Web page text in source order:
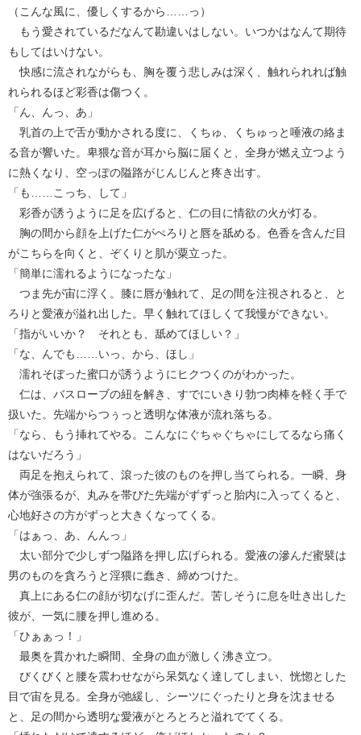
（こんな風に、優しくするから……っ）
もう愛されているだなんて勘違いはしない。いつかはなんて期待
もしてはいけない。
快感に流されながらも、胸を覆う悲しみは深く、触れられれば触
れられるほど彩香は傷つく。
「ん、んっ、あ」
乳首の上で舌が動かされる度に、くちゅ、くちゅっと唾液の絡ま
る音が響いた。卑猥な音が耳から脳に届くと、全身が燃え立つよう
に熱くなり、空っぽの隘路がじんじんと疼き出す。
「も……こっち、して」
彩香が誘うように足を広げると、仁の目に情欲の火が灯る。
胸の間から顔を上げた仁がぺろりと唇を舐める。色香を含んだ目
がこちらを向くと、ぞくりと肌が粟立った。
「簡単に濡れるようになったな」
つま先が宙に浮く。膝に唇が触れて、足の間を注視されると、と
ろりと愛液が溢れ出した。早く触れてほしくて我慢ができない。
「指がいいか？ それとも、舐めてほしい？」
「な、んでも……いっ、から、ほし」
濡れそぼった蜜口が誘うようにヒクつくのがわかった。
仁は、バスローブの紐を解き、すでにいきり勃つ肉棒を軽く手で
扱いた。先端からつぅっと透明な体液が流れ落ちる。
「なら、もう挿れてやる。こんなにぐちゃぐちゃにしてるなら痛く
はないだろう」
両足を抱えられて、滾った彼のものを押し当てられる。一瞬、身
体が強張るが、丸みを帯びた先端がずずっと胎内に入ってくると、
心地好さの方がずっと大きくなってくる。
「はぁっ、あ、んんっ」
太い部分で少しずつ隘路を押し広げられる。愛液の滲んだ蜜襞は
男のものを貪ろうと淫猥に蠢き、締めつけた。
真上にある仁の顔が切なげに歪んだ。苦しそうに息を吐き出した
彼が、一気に腰を押し進める。
「ひぁぁっ！」
最奥を貫かれた瞬間、全身の血が激しく沸き立つ。
びくびくと腰を震わせながら呆気なく達してしまい、恍惚とした
目で宙を見る。全身が弛緩し、シーツにぐったりと身を沈ませる
と、足の間から透明な愛液がとろとろと溢れでてくる。